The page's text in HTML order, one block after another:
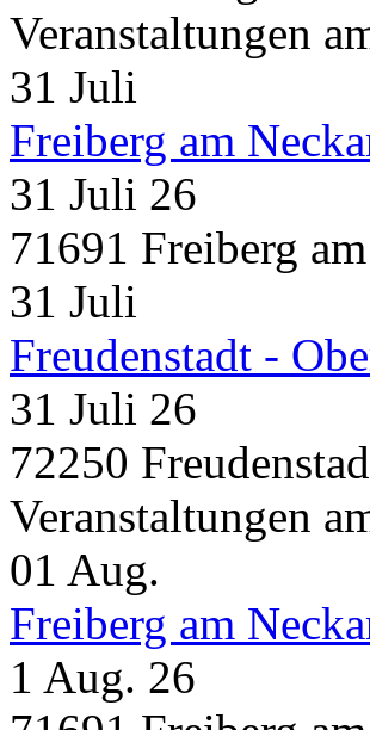
Veranstaltungen
31 Juli
Freiberg am
31 Juli 26
71691 Freiberg
31 Juli
Freudenstadt -
31 Juli 26
72250
Veranstaltungen
01 Aug.
Freiberg am
1 Aug. 26